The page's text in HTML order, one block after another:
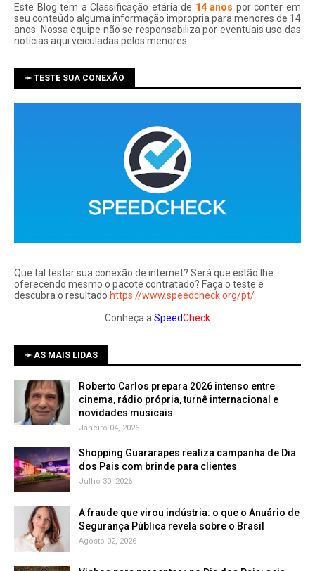
Este Blog tem a Classificação etária de 14 anos por conter em
seu conteúdo alguma informação impropria para menores de 14
anos. Nossa equipe não se responsabiliza por eventuais uso das
notí­cias aqui veiculadas pelos menores.
➛ TESTE SUA CONEXÃO
Que tal testar sua conexão de internet? Será que estão lhe
oferecendo mesmo o pacote contratado? Faça o teste e
descubra o resultado https://www.speedcheck.org/pt/
Conheça a SpeedCheck
➛ AS MAIS LIDAS
Roberto Carlos prepara 2026 intenso entre
cinema, rádio própria, turnê internacional e
novidades musicais
Janeiro 04, 2026
Shopping Guararapes realiza campanha de Dia
dos Pais com brinde para clientes
Julho 30, 2026
A fraude que virou indústria: o que o Anuário de
Segurança Pública revela sobre o Brasil
Agosto 02, 2026